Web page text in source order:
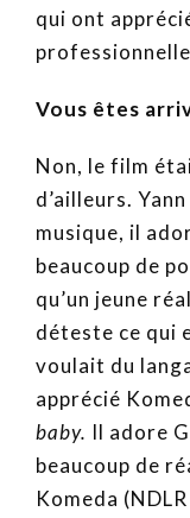
qui ont
Vous êtes
Non, le film
d’ailleurs.
musique, il
beaucoup de
qu’un jeune
déteste ce qui
voulait du
apprécié
baby. Il adore
beaucoup de
Komeda (NDLR